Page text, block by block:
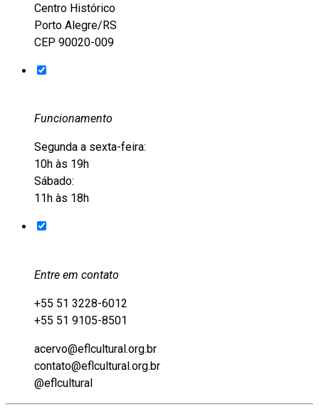
Centro Histórico
Porto Alegre/RS
CEP 90020-009
Funcionamento
Segunda a sexta-feira:
10h às 19h
Sábado:
11h às 18h
Entre em contato
+55 51 3228-6012
+55 51 9105-8501
acervo@eflcultural.org.br
contato@eflcultural.org.br
@eflcultural